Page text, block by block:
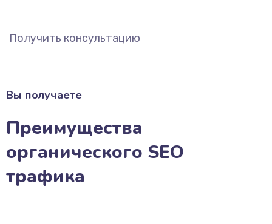
Получить консультацию
Вы получаете
Преимущества
органического SEO
трафика